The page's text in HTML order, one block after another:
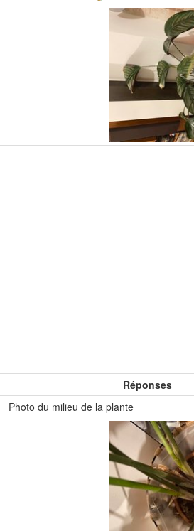
Réponses
Photo du milieu de la plante